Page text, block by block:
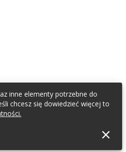
inne elementy potrzebne do
chcesz się dowiedzieć więcej to